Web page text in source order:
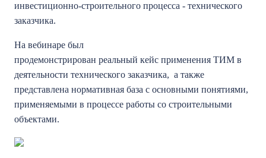
инвестиционно-строительного процесса - технического
заказчика.
На вебинаре был
продемонстрирован реальный кейс применения ТИМ в
деятельности технического заказчика, а также
представлена нормативная база с основными понятиями,
применяемыми в процессе работы со строительными
объектами.